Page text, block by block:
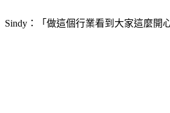
Sindy：「做這個行業看到大家這麼開